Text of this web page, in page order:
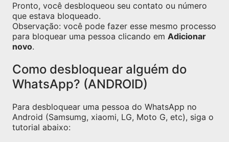
Pronto, você desbloqueou seu contato ou número
que estava bloqueado.
Observação: você pode fazer esse mesmo processo
para bloquear uma pessoa clicando em Adicionar
novo.
Como desbloquear alguém do
WhatsApp? (ANDROID)
Para desbloquear uma pessoa do WhatsApp no
Android (Samsumg, xiaomi, LG, Moto G, etc), siga o
tutorial abaixo: